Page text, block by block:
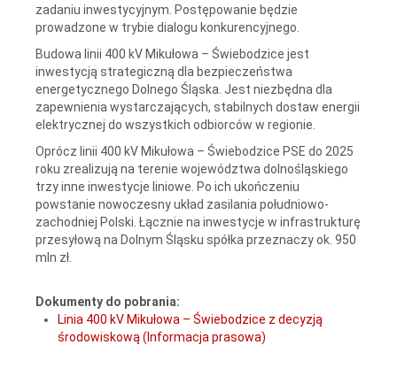
zadaniu inwestycyjnym. Postępowanie będzie
prowadzone w trybie dialogu konkurencyjnego.
Budowa linii 400 kV Mikułowa – Świebodzice jest
inwestycją strategiczną dla bezpieczeństwa
energetycznego Dolnego Śląska. Jest niezbędna dla
zapewnienia wystarczających, stabilnych dostaw energii
elektrycznej do wszystkich odbiorców w regionie.
Oprócz linii 400 kV Mikułowa – Świebodzice PSE do 2025
roku zrealizują na terenie województwa dolnośląskiego
trzy inne inwestycje liniowe. Po ich ukończeniu
powstanie nowoczesny układ zasilania południowo-
zachodniej Polski. Łącznie na inwestycje w infrastrukturę
przesyłową na Dolnym Śląsku spółka przeznaczy ok. 950
mln zł.
Dokumenty do pobrania:
Linia 400 kV Mikułowa – Świebodzice z decyzją
środowiskową (Informacja prasowa)